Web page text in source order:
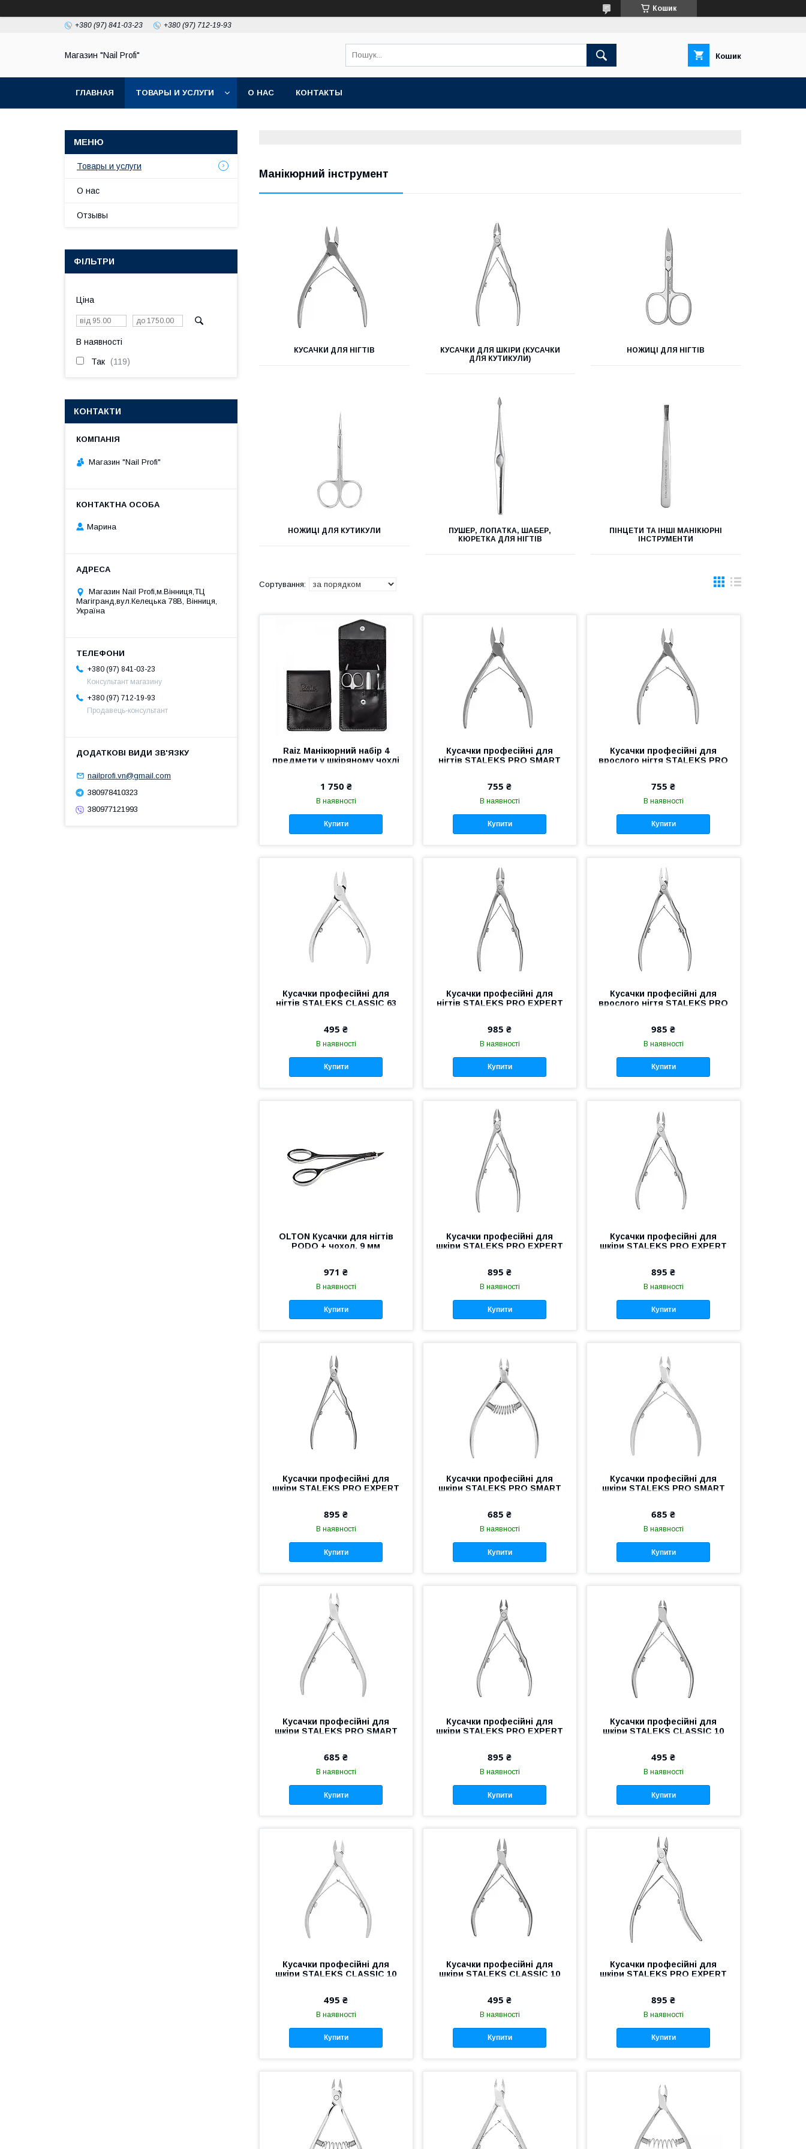
Кошик
+380 (97) 841-03-23 +380 (97) 712-19-93
Магазин "Nail Profi" Кошик
ГЛАВНАЯ ТОВАРЫ И УСЛУГИ О НАС КОНТАКТЫ
Манікюрний інструмент
КУСАЧКИ ДЛЯ НІГТІВ
КУСАЧКИ ДЛЯ ШКІРИ (КУСАЧКИ
ДЛЯ КУТИКУЛИ)
НОЖИЦІ ДЛЯ НІГТІВ
НОЖИЦІ ДЛЯ КУТИКУЛИ
ПУШЕР, ЛОПАТКА, ШАБЕР,
КЮРЕТКА ДЛЯ НІГТІВ
ПІНЦЕТИ ТА ІНШІ МАНІКЮРНІ
ІНСТРУМЕНТИ
Raiz Манікюрний набір 4
предмети у шкіряному чохлі
1 750 ₴
В наявності
Купити
Кусачки професійні для
нігтів STALEKS PRO SMART
755 ₴
В наявності
Купити
Кусачки професійні для
врослого нігтя STALEKS PRO
інструмент Ст
755 ₴
В наявності
Купити
Кусачки професійні для
нігтів STALEKS CLASSIC 63
495 ₴
В наявності
Купити
Кусачки професійні для
нігтів STALEKS PRO EXPERT
985 ₴
В наявності
Купити
Кусачки професійні для
врослого нігтя STALEKS PRO
985 ₴
В наявності
Купити
OLTON Кусачки для нігтів
PODO + чохол, 9 мм
971 ₴
В наявності
Купити
Кусачки професійні для
шкіри STALEKS PRO EXPERT
895 ₴
В наявності
Купити
Кусачки професійні для
шкіри STALEKS PRO EXPERT
895 ₴
В наявності
Купити
Кусачки професійні для
шкіри STALEKS PRO EXPERT
895 ₴
В наявності
Купити
Кусачки професійні для
шкіри STALEKS PRO SMART
манікюру
685 ₴
В наявності
Купити
Кусачки професійні для
шкіри STALEKS PRO SMART
Сталекс
685 ₴
В наявності
Купити
Кусачки професійні для
шкіри STALEKS PRO SMART
685 ₴
В наявності
Купити
Кусачки професійні для
шкіри STALEKS PRO EXPERT
895 ₴
В наявності
Купити
Кусачки професійні для
шкіри STALEKS CLASSIC 10
для манікюру
495 ₴
В наявності
Купити
Кусачки професійні для
шкіри STALEKS CLASSIC 10
495 ₴
В наявності
Купити
Кусачки професійні для
шкіри STALEKS CLASSIC 10
нігтів
495 ₴
В наявності
Купити
Кусачки професійні для
шкіри STALEKS PRO EXPERT
педикюру
895 ₴
В наявності
Купити
Товары и услуги
О нас
Отзывы
ФІЛЬТРИ
Ціна
В наявності
Так 119
КОНТАКТИ
Магазин "Nail Profi"
Марина
Магазин Nail Profi,м.Вінниця,ТЦ
Магігранд,вул.Келецька 78В, Вінниця,
Україна
+380 (97) 841-03-23
Консультант магазину
+380 (97) 712-19-93
Продавець-консультант
nailprofi.vn@gmail.com
380978410323
380977121993